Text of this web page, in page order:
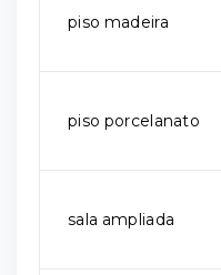
piso madeira
piso porcelanato
sala ampliada